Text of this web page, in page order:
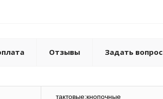
Отзывы Задать вопрос
тактовые;кнопочные